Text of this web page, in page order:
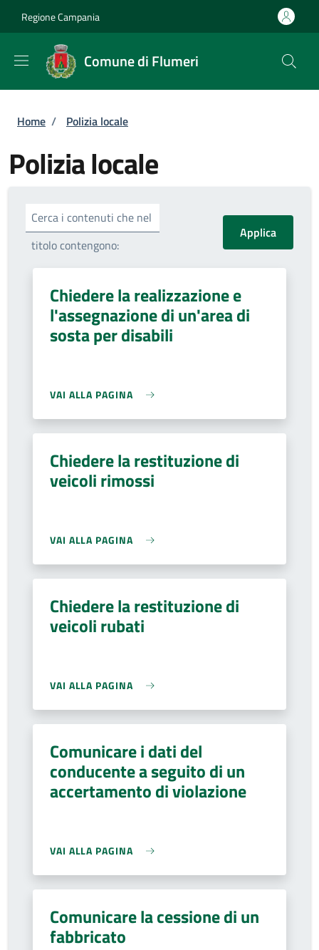
Regione Campania
Comune di Flumeri
Briciole di pane
Home / Polizia locale
Polizia locale
Cerca i contenuti che nel
titolo contengono:
Chiedere la realizzazione e
l'assegnazione di un'area di
sosta per disabili
VAI ALLA PAGINA
Chiedere la restituzione di
veicoli rimossi
VAI ALLA PAGINA
Chiedere la restituzione di
veicoli rubati
VAI ALLA PAGINA
Comunicare i dati del
conducente a seguito di un
accertamento di violazione
VAI ALLA PAGINA
Comunicare la cessione di un
fabbricato